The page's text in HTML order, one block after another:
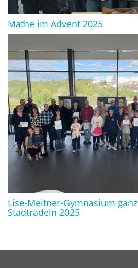
Mathe im Advent 2025
Lise-Meitner-Gymnasium
Stadtradeln 2025